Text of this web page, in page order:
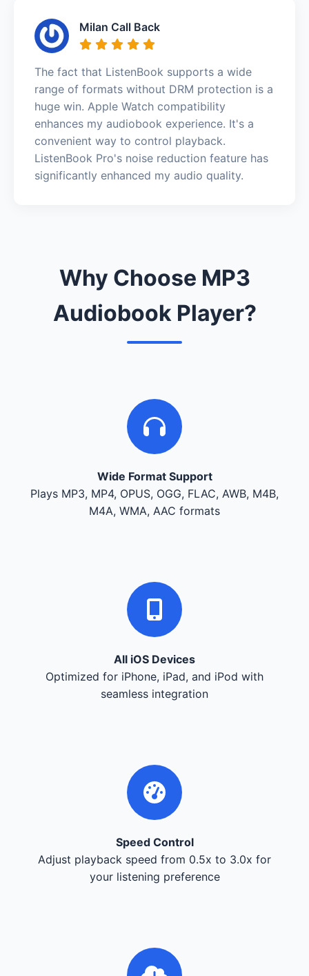
Milan Call Back
The fact that ListenBook supports a wide
range of formats without DRM protection is a
huge win. Apple Watch compatibility
enhances my audiobook experience. It's a
convenient way to control playback.
ListenBook Pro's noise reduction feature has
significantly enhanced my audio quality.
Why Choose MP3
Audiobook Player?
Wide Format Support
Plays MP3, MP4, OPUS, OGG, FLAC, AWB, M4B,
M4A, WMA, AAC formats
All iOS Devices
Optimized for iPhone, iPad, and iPod with
seamless integration
Speed Control
Adjust playback speed from 0.5x to 3.0x for
your listening preference